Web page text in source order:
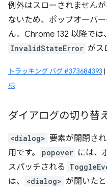
例外はスローされません
ないため、ポップオーバ
ん。Chrome 132 以降で
InvalidStateError がス
トラッキング バグ #373684393 |
様
ダイアログの切り替
<dialog> 要素が開閉さ
用です。
popover には、
スパッチされる
は、
<dialog> が開いた